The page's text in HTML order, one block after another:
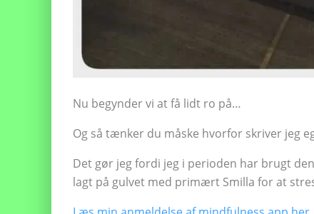
Nu begynder vi at få lidt ro på…
Og så tænker du måske hvorfor skriver jeg
Det gør jeg fordi jeg i perioden har brugt
lagt på gulvet med primært Smilla for at